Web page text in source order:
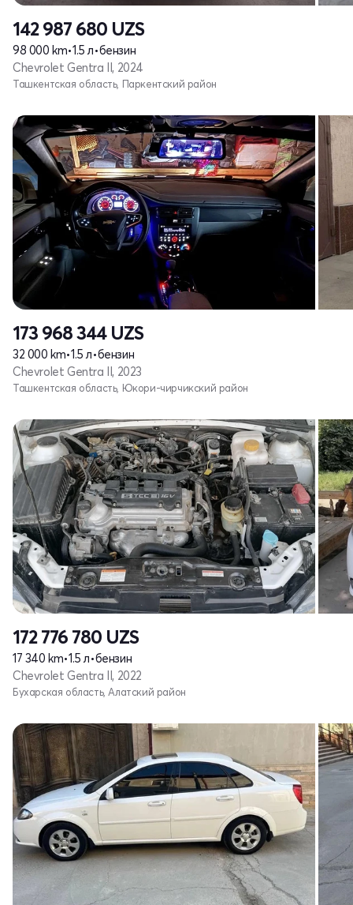
142 987 680 UZS
98 000 km•1.5 л•бензин
Chevrolet Gentra II, 2024
Ташкентская область, Паркентский район
173 968 344 UZS
32 000 km•1.5 л•бензин
Chevrolet Gentra II, 2023
Ташкентская область, Юкори-чирчикский район
172 776 780 UZS
17 340 km•1.5 л•бензин
Chevrolet Gentra II, 2022
Бухарская область, Алатский район